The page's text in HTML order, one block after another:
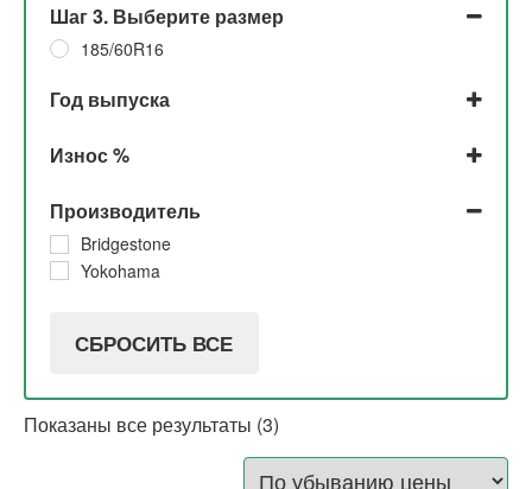
Шаг 3. Выберите размер
185/60R16
Год выпуска
2018
Износ %
30%
10%
Производитель
Bridgestone
Yokohama
СБРОСИТЬ ВСЕ
Показаны все результаты (3)